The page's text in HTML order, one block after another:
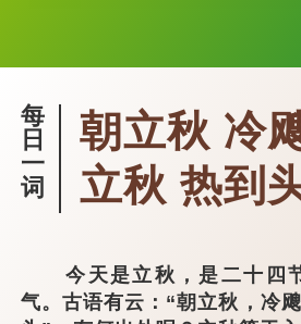
每
日
一
词
朝立秋 冷
立秋 热到
今天是立秋，是二十四
气。古语有云：“朝立秋，冷